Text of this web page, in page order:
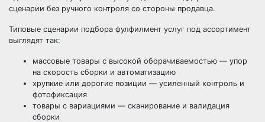
сценарии без ручного контроля со стороны продавца.
Типовые сценарии подбора фулфилмент услуг под ассортимент
выглядят так:
массовые товары с высокой оборачиваемостью — упор
на скорость сборки и автоматизацию
хрупкие или дорогие позиции — усиленный контроль и
фотофиксация
товары с вариациями — сканирование и валидация
сборки